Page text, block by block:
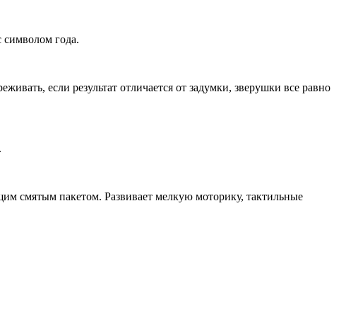
года.
если результат отличается от задумки, зверушки все равно
смятым пакетом. Развивает мелкую моторику, тактильные